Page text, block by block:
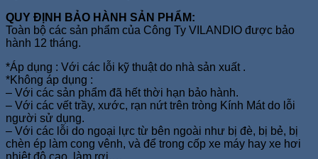
QUY ĐỊNH BẢO HÀNH SẢN PHẨM:
Toàn bộ các sản phẩm của Công Ty VILANDIO được bảo
hành 12 tháng.
*Áp dụng : Với các lỗi kỹ thuật do nhà sản xuất .
*Không áp dụng :
– Với các sản phẩm đã hết thời hạn bảo hành.
– Với các vết trầy, xước, rạn nứt trên tròng Kính Mát do lỗi
người sử dụng.
– Với các lỗi do ngoại lực từ bên ngoài như bị đè, bị bẻ, bị
chèn ép làm cong vênh, và để trong cốp xe máy hay xe hơi
nhiệt độ cao, làm rơi,…